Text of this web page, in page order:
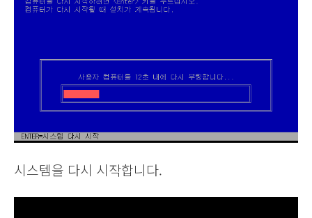
시스템을 다시 시작합니다.